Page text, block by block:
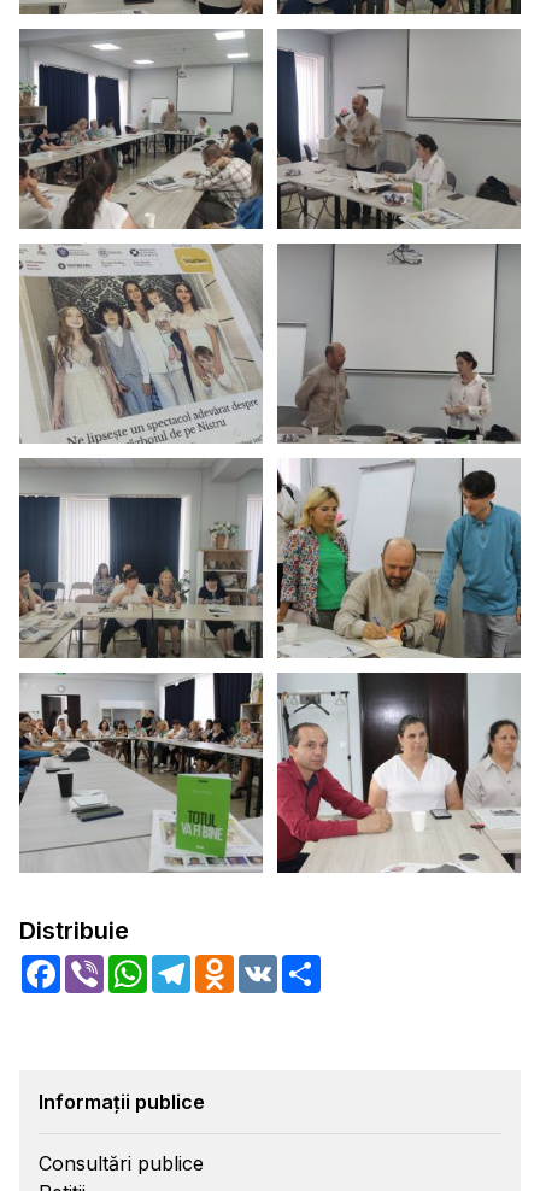
Distribuie
Facebook
Viber WhatsApp
TelegramOdnoklassniki
VK
Informații publice
Consultări publice